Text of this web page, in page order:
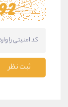
ثبت نظر